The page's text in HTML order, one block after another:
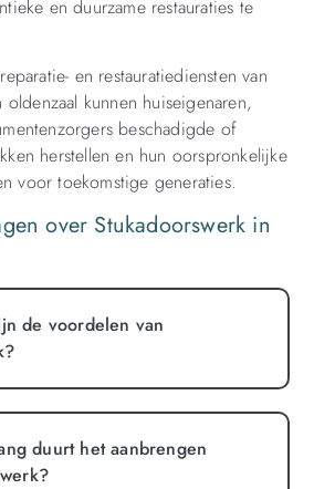
en duurzame restauraties te
en restauratiediensten van
kunnen huiseigenaren,
beschadigde of
herstellen en hun oorspronkelijke
voor toekomstige generaties.
over Stukadoorswerk in
de voordelen van
duurt het aanbrengen